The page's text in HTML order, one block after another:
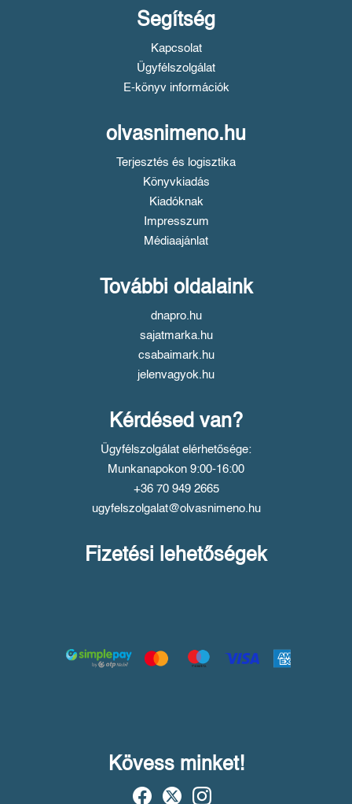
Segítség
Kapcsolat
Ügyfélszolgálat
E-könyv információk
olvasnimeno.hu
Terjesztés és logisztika
Könyvkiadás
Kiadóknak
Impresszum
Médiaajánlat
További oldalaink
dnapro.hu
sajatmarka.hu
csabaimark.hu
jelenvagyok.hu
Kérdésed van?
Ügyfélszolgálat elérhetősége:
Munkanapokon 9:00-16:00
+36 70 949 2665
ugyfelszolgalat@olvasnimeno.hu
Fizetési lehetőségek
Kövess minket!